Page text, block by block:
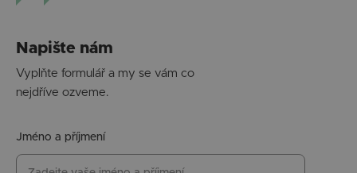
Napište nám
Vyplňte formulář a my se vám co
nejdříve ozveme.
Jméno a příjmení